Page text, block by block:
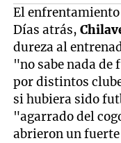
El enfrentamiento
Días atrás,
dureza al
"no sabe nada de
por distintos
si hubiera sido
"agarrado del
abrieron un fuerte